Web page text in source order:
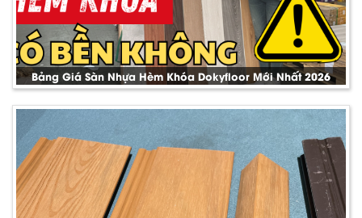
Bảng Giá Sàn Nhựa Hèm Khóa Dokyfloor Mới Nhất 2026